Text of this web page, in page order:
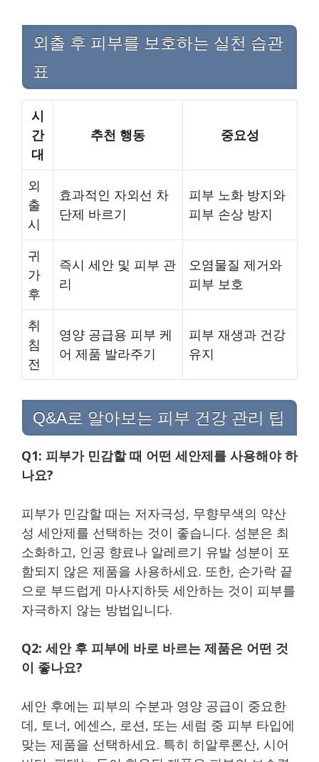
외출 후 피부를 보호하는 실천 습관
표
시
간
대
추천 행동 중요성
외
출
시
효과적인 자외선 차
단제 바르기
피부 노화 방지와
피부 손상 방지
귀
가
후
즉시 세안 및 피부 관
리
오염물질 제거와
피부 보호
취
침
전
영양 공급용 피부 케
어 제품 발라주기
피부 재생과 건강
유지
Q&A로 알아보는 피부 건강 관리 팁
Q1: 피부가 민감할 때 어떤 세안제를 사용해야 하
나요?
피부가 민감할 때는 저자극성, 무향무색의 약산
성 세안제를 선택하는 것이 좋습니다. 성분은 최
소화하고, 인공 향료나 알레르기 유발 성분이 포
함되지 않은 제품을 사용하세요. 또한, 손가락 끝
으로 부드럽게 마사지하듯 세안하는 것이 피부를
자극하지 않는 방법입니다.
Q2: 세안 후 피부에 바로 바르는 제품은 어떤 것
이 좋나요?
세안 후에는 피부의 수분과 영양 공급이 중요한
데, 토너, 에센스, 로션, 또는 세럼 중 피부 타입에
맞는 제품을 선택하세요. 특히 히알루론산, 시어